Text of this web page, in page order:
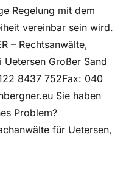
Regelung mit dem
vereinbar sein wird.
– Rechtsanwälte,
Großer Sand
8437 752Fax: 040
Sie haben
Problem?
für Uetersen,